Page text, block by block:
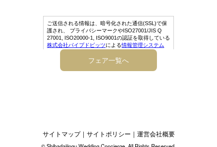
フェア一覧へ
サイトマップ｜ サイトポリシー ｜ 運営会社概要